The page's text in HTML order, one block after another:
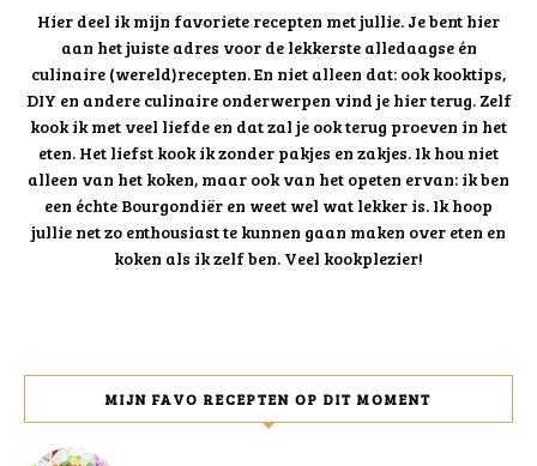
Hier deel ik mijn favoriete recepten met jullie. Je bent hier
aan het juiste adres voor de lekkerste alledaagse én
culinaire (wereld)recepten. En niet alleen dat: ook kooktips,
DIY en andere culinaire onderwerpen vind je hier terug. Zelf
kook ik met veel liefde en dat zal je ook terug proeven in het
eten. Het liefst kook ik zonder pakjes en zakjes. Ik hou niet
alleen van het koken, maar ook van het opeten ervan: ik ben
een échte Bourgondiër en weet wel wat lekker is. Ik hoop
jullie net zo enthousiast te kunnen gaan maken over eten en
koken als ik zelf ben. Veel kookplezier!
MIJN FAVO RECEPTEN OP DIT MOMENT